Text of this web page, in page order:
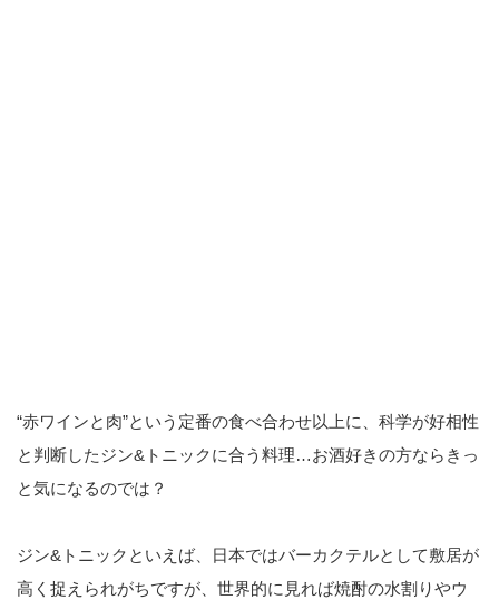
“赤ワインと肉”という定番の食べ合わせ以上に、科学が好相性
と判断したジン&トニックに合う料理…お酒好きの方ならきっ
と気になるのでは？
ジン&トニックといえば、日本ではバーカクテルとして敷居が
高く捉えられがちですが、世界的に見れば焼酎の水割りやウ